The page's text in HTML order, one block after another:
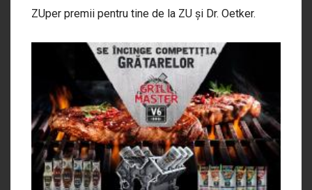
ZUper premii pentru tine de la ZU și Dr. Oetker.